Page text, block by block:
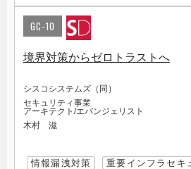
GC-10
境界対策からゼロトラストへ
シスコシステムズ（同）
セキュリティ事業
アーキテクト/エバンジェリスト
木村 滋
情報漏洩対策
重要インフラセキ